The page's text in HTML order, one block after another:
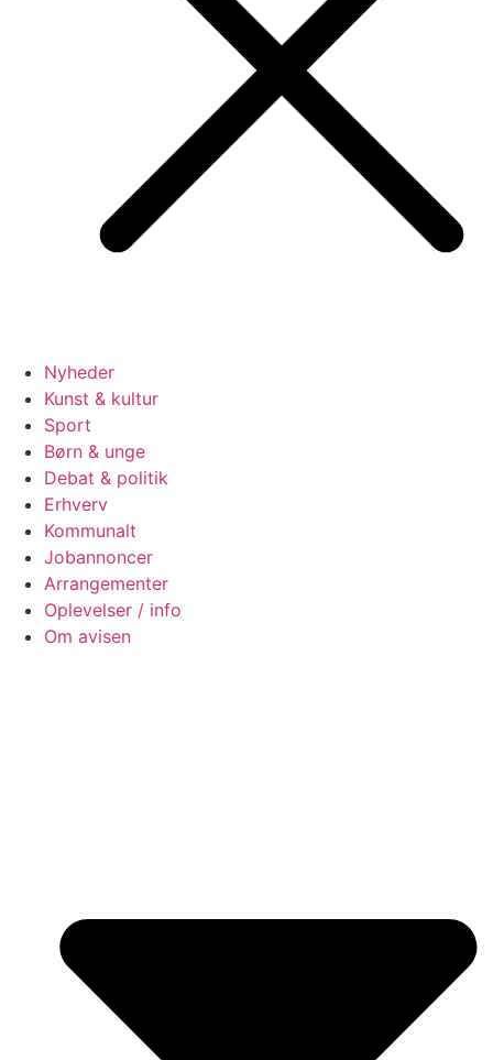
Nyheder
Kunst & kultur
Sport
Børn & unge
Debat & politik
Erhverv
Kommunalt
Jobannoncer
Arrangementer
Oplevelser / info
Om avisen